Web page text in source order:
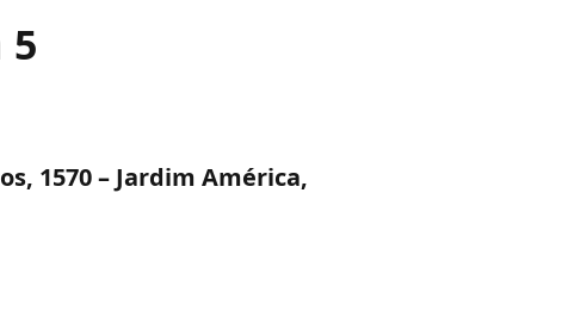
5
1570 – Jardim América,